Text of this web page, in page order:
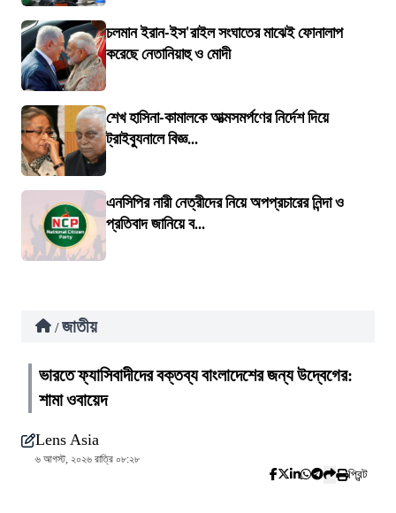
চলমান ইরান-ইস'রাইল সংঘাতের মাঝেই ফোনালাপ
করেছে নেতানিয়াহু ও মোদী
শেখ হাসিনা-কামালকে আত্মসমর্পণের নির্দেশ দিয়ে
ট্রাইব্যুনালে বিজ্ঞ...
এনসিপির নারী নেত্রীদের নিয়ে অপপ্রচারের নিন্দা ও
প্রতিবাদ জানিয়ে ব...
/ জাতীয়
ভারতে ফ্যাসিবাদীদের বক্তব্য বাংলাদেশের জন্য উদ্বেগের:
শামা ওবায়েদ
Lens Asia
৬ আগস্ট, ২০২৬ রাত্রি ০৮:২৮
প্রিন্ট